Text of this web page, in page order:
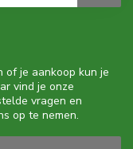
of je aankoop kun je
vind je onze
vragen en
op te nemen.